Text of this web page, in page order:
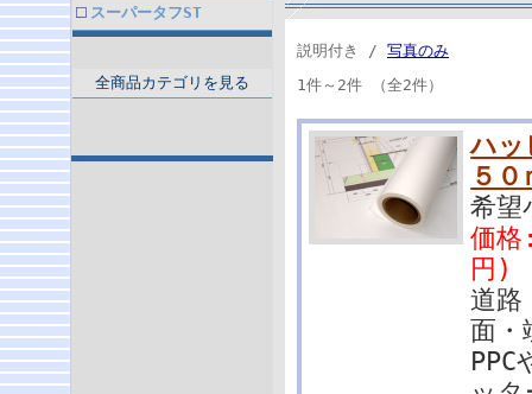
スーパータフST
全商品カテゴリを見る
説明付き / 写真のみ
1件～2件 （全2件）
ハッ
５０
希
価
円)
道路
面・